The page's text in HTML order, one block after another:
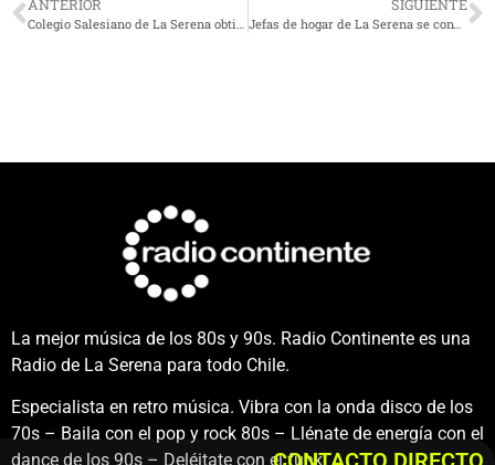
ANTERIOR
Colegio Salesiano de La Serena obtiene Sello COVID-19 al cumplir con el 100% de los protocolos sanitarios
SIGUIENTE
Jefas de hogar de La Serena se convierten en embajadoras de la eficiencia energética
La mejor música de los 80s y 90s. Radio Continente es una
Radio de La Serena para todo Chile.
Especialista en retro música. Vibra con la onda disco de los
70s – Baila con el pop y rock 80s – Llénate de energía con el
dance de los 90s – Deléitate con el funk.